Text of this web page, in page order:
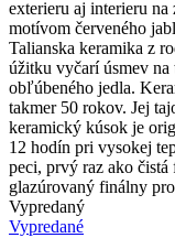
exterieru aj interieru
motívom červeného
Talianska keramika z
úžitku vyčarí úsmev
obľúbeného jedla.
takmer 50 rokov. Jej
keramický kúsok je
12 hodín pri vysokej
peci, prvý raz ako
glazúrovaný finálny
Vypredaný
Vypredané